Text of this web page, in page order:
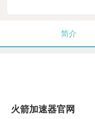
简介
火箭加速器官网